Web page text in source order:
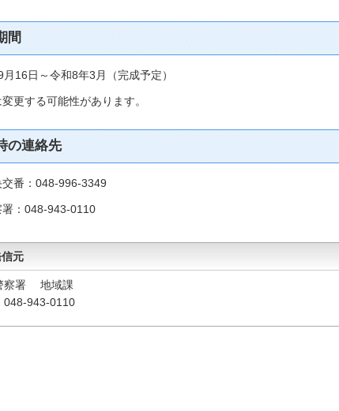
間
16日～令和8年3月（完成予定）
更する可能性があります。
の連絡先
交番：048-996-3349
署：048-943-0110
元
察署 地域課
048-943-0110